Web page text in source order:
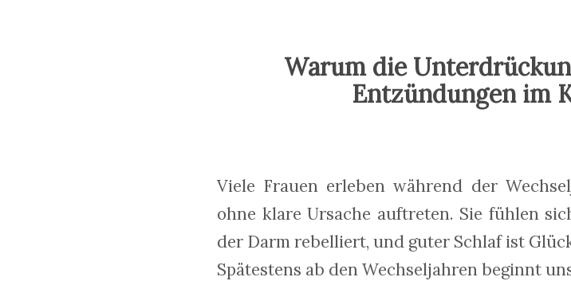
Warum die
Entzündungen im
Viele Frauen erleben während der
ohne klare Ursache auftreten. Sie fühlen
der Darm rebelliert, und guter Schlaf ist
Spätestens ab den Wechseljahren beginnt